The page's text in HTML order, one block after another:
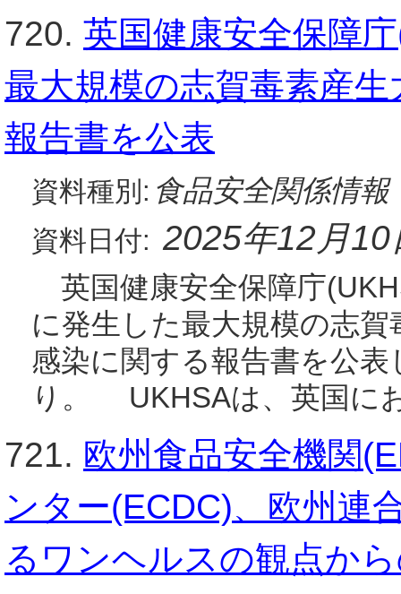
720. 英国健康安全保障
最大規模の志賀毒素産
報告書を公表
資料種別: 食品安全関係情報
資料日付: 2025年12月10
英国健康安全保障庁
に発生した最大規模の志
感染に関する報告書を公
り。 UKHSAは、英国に
721. 欧州食品安全機関
ンター(ECDC)、欧州連
るワンヘルスの観点か